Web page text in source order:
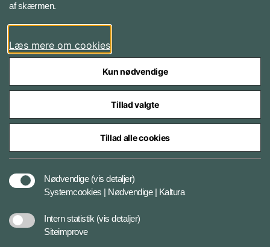
LinkedIn
Styrelser og myndigheder under Forsvarsministeriet
af skærmen.
Læs mere om cookies
Kun nødvendige
Tillad valgte
Tillad alle cookies
Nødvendige (vis detaljer)
Systemcookies | Nødvendige | Kaltura
Intern statistik (vis detaljer)
Siteimprove